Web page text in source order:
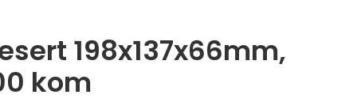
198x137x66mm,
kom